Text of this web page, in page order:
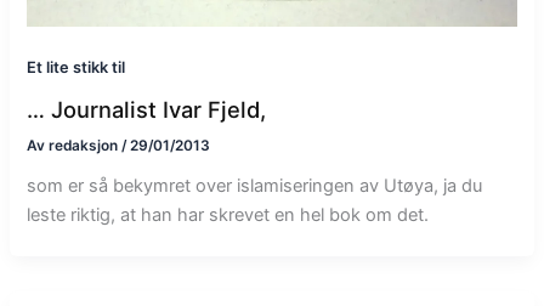
Et lite stikk til
… Journalist Ivar Fjeld,
Av redaksjon/29/01/2013
som er så bekymret over islamiseringen av Utøya, ja du
leste riktig, at han har skrevet en hel bok om det.